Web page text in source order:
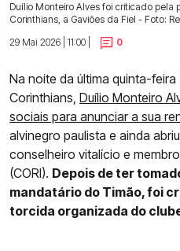
Duílio Monteiro Alves foi criticado
Corinthians, a Gaviões da Fiel - Foto:
29 Mai 2026 | 11:00 |
0
Na noite da última quinta-
Corinthians, Duílio Monteiro
sociais para anunciar a sua
alvinegro paulista e ainda
conselheiro vitalício e
(CORI). Depois de ter
mandatário do Timão, foi
torcida organizada do